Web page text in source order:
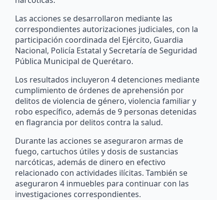
Las acciones se desarrollaron mediante las
correspondientes autorizaciones judiciales, con la
participación coordinada del Ejército, Guardia
Nacional, Policía Estatal y Secretaría de Seguridad
Pública Municipal de Querétaro.
Los resultados incluyeron 4 detenciones mediante
cumplimiento de órdenes de aprehensión por
delitos de violencia de género, violencia familiar y
robo específico, además de 9 personas detenidas
en flagrancia por delitos contra la salud.
Durante las acciones se aseguraron armas de
fuego, cartuchos útiles y dosis de sustancias
narcóticas, además de dinero en efectivo
relacionado con actividades ilícitas. También se
aseguraron 4 inmuebles para continuar con las
investigaciones correspondientes.